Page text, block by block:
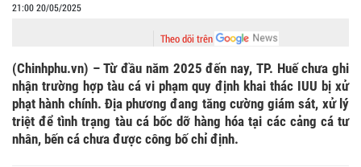
21:00 20/05/2025
Theo dõi trên
(Chinhphu.vn) – Từ đầu năm 2025 đến nay, TP. Huế chưa ghi
nhận trường hợp tàu cá vi phạm quy định khai thác IUU bị xử
phạt hành chính. Địa phương đang tăng cường giám sát, xử lý
triệt để tình trạng tàu cá bốc dỡ hàng hóa tại các cảng cá tư
nhân, bến cá chưa được công bố chỉ định.